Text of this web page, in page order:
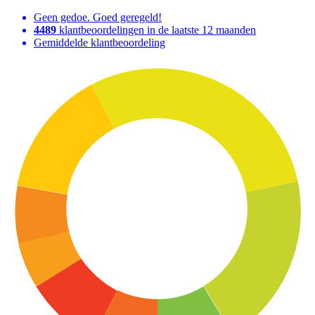
Geen gedoe. Goed geregeld!
4489 klantbeoordelingen in de laatste 12 maanden
Gemiddelde klantbeoordeling